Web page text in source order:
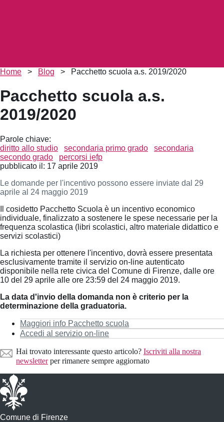
Briciole
pane
Home > Blog > Pacchetto scuola a.s. 2019/2020
Pacchetto scuola a.s.
2019/2020
Parole chiave:
diritto allo studio
secondaria primo grado
secondaria
secondo grado
percorsi iefp
pubblicato il: 17 aprile 2019
Le domande per l'incentivo possono essere inviate dal 29
aprile al 24 maggio 2019
Il cosidetto Pacchetto Scuola è un incentivo economico
individuale, finalizzato a sostenere le spese necessarie per la
frequenza scolastica (libri scolastici, altro materiale didattico e
servizi scolastici)
La richiesta per ottenere l'incentivo, dovrà essere presentata
esclusivamente tramite il servizio on-line autenticato
disponibile nella rete civica del Comune di Firenze, dalle ore
10 del 29 aprile alle ore 23:59 del 24 maggio 2019.
La data d'invio della domanda non è criterio per la
determinazione della graduatoria.
Maggiori info Pacchetto scuola
Accedi al servizio on-line
Hai trovato interessante questo articolo? Iscriviti alla nostra
newsletterper rimanere sempre aggiornato
Comune di Firenze